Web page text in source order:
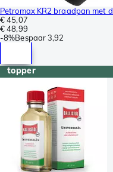
Petromax KR2 braadpan met
€ 45,07
€ 48,99
-8%Bespaar3,92
topper